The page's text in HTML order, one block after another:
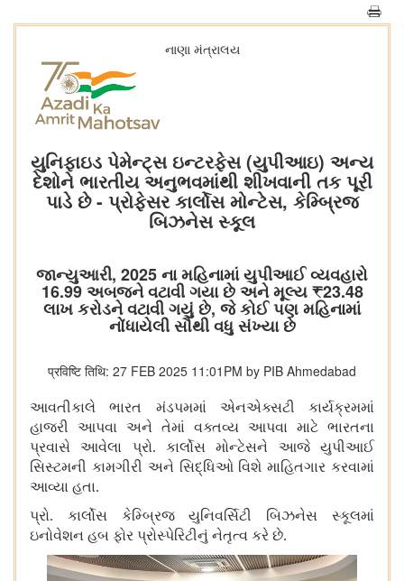
નાણા મંત્રાલય
યુનિફાઇડ પેમેન્ટ્સ ઇન્ટરફેસ (યુપીઆઇ) અન્ય
દેશોને ભારતીય અનુભવમાંથી શીખવાની તક પૂરી
પાડે છે - પ્રોફેસર કાર્લોસ મોન્ટેસ, કેમ્બ્રિજ
બિઝનેસ સ્કૂલ
જાન્યુઆરી, 2025 ના મહિનામાં યુપીઆઈ વ્યવહારો
16.99 અબજને વટાવી ગયા છે અને મૂલ્ય ₹23.48
લાખ કરોડને વટાવી ગયું છે, જે કોઈ પણ મહિનામાં
નોંધાયેલી સૌથી વધુ સંખ્યા છે
प्रविष्टि तिथि: 27 FEB 2025 11:01PM by PIB Ahmedabad
આવતીકાલે ભારત મંડપમમાં એનએક્સટી કાર્યક્રમમાં
હાજરી આપવા અને તેમાં વક્તવ્ય આપવા માટે ભારતના
પ્રવાસે આવેલા પ્રો.કાર્લોસ મોન્ટેસને આજે યુપીઆઈ
સિસ્ટમની કામગીરી અને સિદ્ધિઓ વિશે માહિતગાર કરવામાં
આવ્યા હતા.
પ્રો. કાર્લોસ કેમ્બ્રિજ યુનિવર્સિટી બિઝનેસ સ્કૂલમાં
ઇનોવેશન હબ ફોર પ્રોસ્પેરિટીનું નેતૃત્વ કરે છે.